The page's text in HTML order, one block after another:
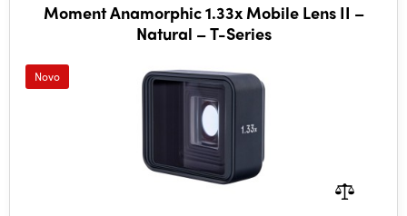
Moment Anamorphic 1.33x Mobile Lens II –
Natural – T-Series
Novo